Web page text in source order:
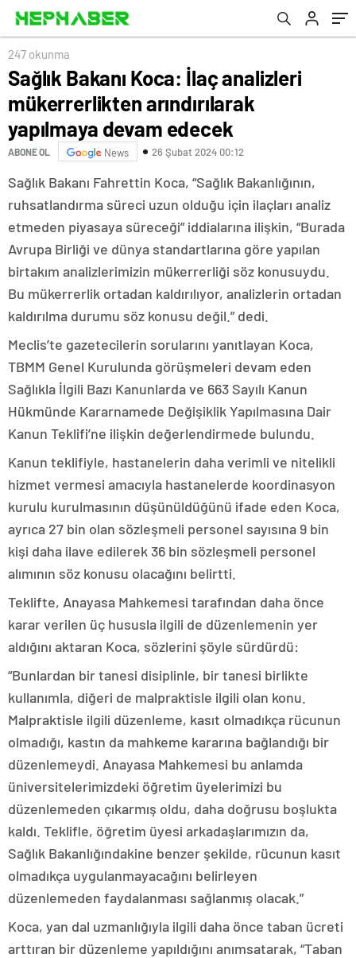
247 okunma
Sağlık Bakanı Koca: İlaç analizleri
mükerrerlikten arındırılarak
yapılmaya devam edecek
ABONE OL News 26 Şubat 2024 00:12
Sağlık Bakanı Fahrettin Koca, “Sağlık Bakanlığının,
ruhsatlandırma süreci uzun olduğu için ilaçları analiz
etmeden piyasaya süreceği” iddialarına ilişkin, “Burada
Avrupa Birliği ve dünya standartlarına göre yapılan
birtakım analizlerimizin mükerrerliği söz konusuydu.
Bu mükerrerlik ortadan kaldırılıyor, analizlerin ortadan
kaldırılma durumu söz konusu değil.” dedi.
Meclis’te gazetecilerin sorularını yanıtlayan Koca,
TBMM Genel Kurulunda görüşmeleri devam eden
Sağlıkla İlgili Bazı Kanunlarda ve 663 Sayılı Kanun
Hükmünde Kararnamede Değişiklik Yapılmasına Dair
Kanun Teklifi’ne ilişkin değerlendirmede bulundu.
Kanun teklifiyle, hastanelerin daha verimli ve nitelikli
hizmet vermesi amacıyla hastanelerde koordinasyon
kurulu kurulmasının düşünüldüğünü ifade eden Koca,
ayrıca 27 bin olan sözleşmeli personel sayısına 9 bin
kişi daha ilave edilerek 36 bin sözleşmeli personel
alımının söz konusu olacağını belirtti.
Teklifte, Anayasa Mahkemesi tarafından daha önce
karar verilen üç hususla ilgili de düzenlemenin yer
aldığını aktaran Koca, sözlerini şöyle sürdürdü:
“Bunlardan bir tanesi disiplinle, bir tanesi birlikte
kullanımla, diğeri de malpraktisle ilgili olan konu.
Malpraktisle ilgili düzenleme, kasıt olmadıkça rücunun
olmadığı, kastın da mahkeme kararına bağlandığı bir
düzenlemeydi. Anayasa Mahkemesi bu anlamda
üniversitelerimizdeki öğretim üyelerimizi bu
düzenlemeden çıkarmış oldu, daha doğrusu boşlukta
kaldı. Teklifle, öğretim üyesi arkadaşlarımızın da,
Sağlık Bakanlığındakine benzer şekilde, rücunun kasıt
olmadıkça uygulanmayacağını belirleyen
düzenlemeden faydalanması sağlanmış olacak.”
Koca, yan dal uzmanlığıyla ilgili daha önce taban ücreti
arttıran bir düzenleme yapıldığını anımsatarak, “Taban